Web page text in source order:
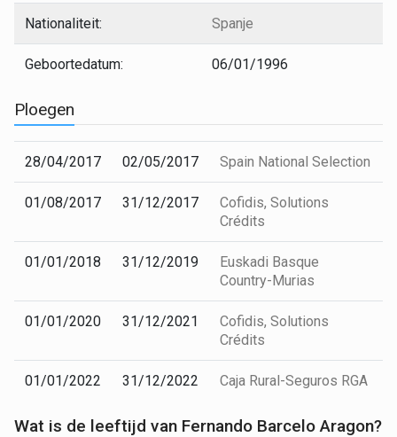
Nationaliteit: Spanje
Geboortedatum: 06/01/1996
Ploegen
28/04/2017 02/05/2017 Spain National Selection
01/08/2017 31/12/2017
Cofidis, Solutions
Crédits
01/01/2018 31/12/2019
Euskadi Basque
Country-Murias
01/01/2020 31/12/2021
Cofidis, Solutions
Crédits
01/01/2022 31/12/2022 Caja Rural-Seguros RGA
Wat is de leeftijd van Fernando Barcelo Aragon?